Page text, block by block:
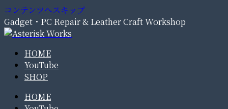
コンテンツへスキップ
Gadget・PC Repair & Leather Craft Workshop
HOME
YouTube
SHOP
HOME